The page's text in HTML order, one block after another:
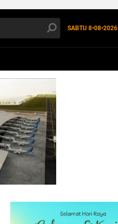
SABTU 8•08•2026